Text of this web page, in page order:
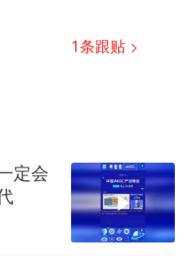
1条跟贴
定会